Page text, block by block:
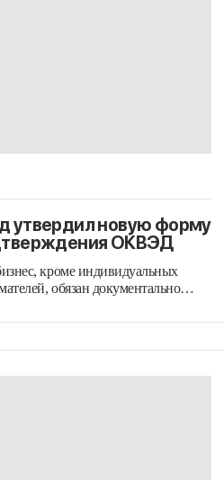
утвердил новую форму
ОКВЭД
кроме индивидуальных
обязан документально